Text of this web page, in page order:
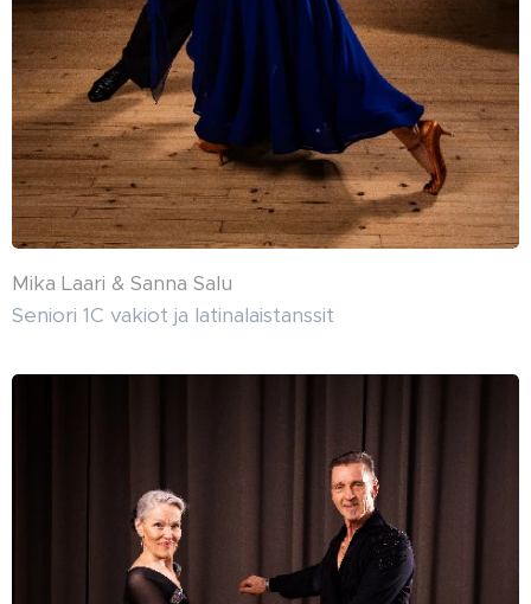
Mika Laari & Sanna Salu
Seniori 1C vakiot ja latinalaistanssit